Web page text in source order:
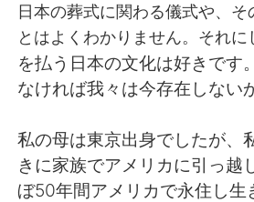
English 简体中文
العربية Deutsch
日本の葬式に関わる儀式や、そ
とはよくわかりません。それ
を払う日本の文化は好きです
なければ我々は今存在しない
私の母は東京出身でしたが、
きに家族でアメリカに引っ越
ぼ50年間アメリカで永住し生